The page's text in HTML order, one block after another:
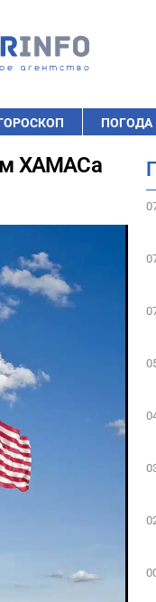
ПОГОДА
ХАМАСа